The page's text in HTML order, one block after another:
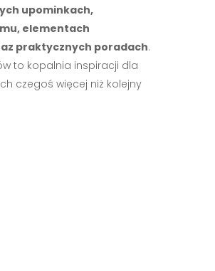
upominkach,
elementach
praktycznych poradach.
to kopalnia inspiracji dla
czegoś więcej niż kolejny